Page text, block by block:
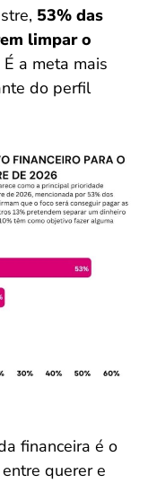
53% das
limpar o
a meta mais
do perfil
financeira é o
querer e